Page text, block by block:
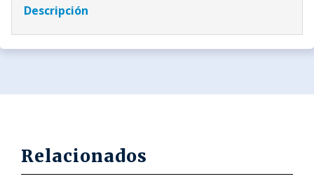
Descripción
Relacionados